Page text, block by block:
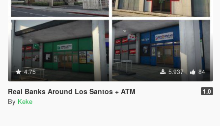
4.75 5.937 84
Real Banks Around Los Santos + ATM 1.0
By Keke